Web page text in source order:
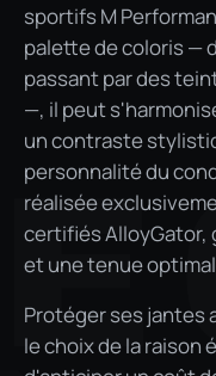
sportifs M
palette de coloris —
passant par des
—, il peut
un contraste
personnalité du
réalisée
certifiés AlloyGator,
et une tenue
Protéger ses jantes
le choix de la raison